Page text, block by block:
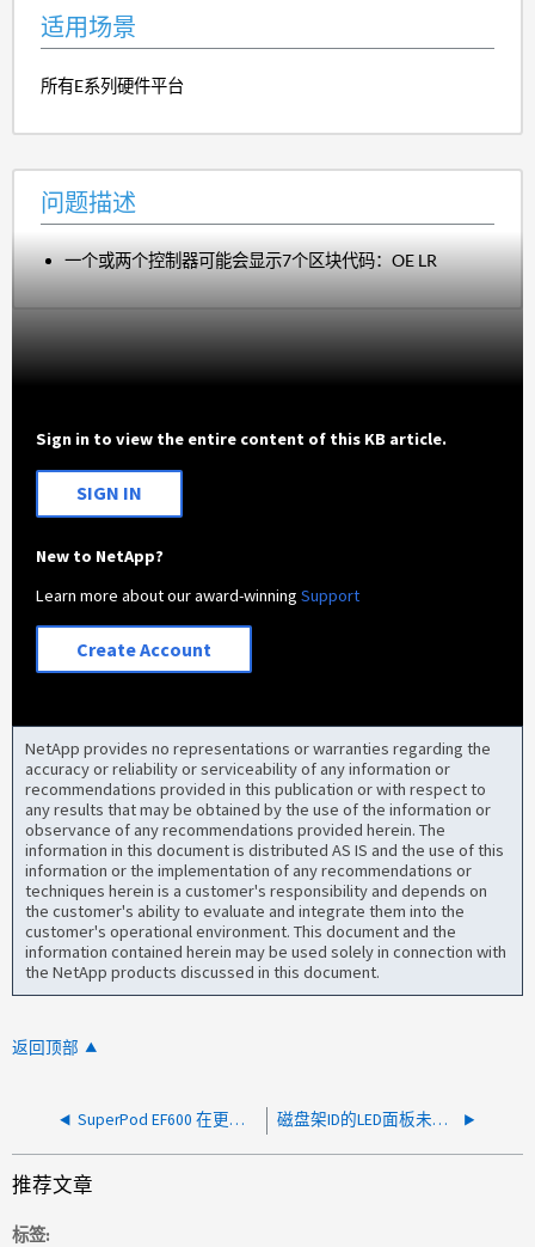
适用场景
所有E系列硬件平台
问题描述
一个或两个控制器可能会显示7个区块代码：OE LR
Sign in to view the entire content of this KB article.
SIGN IN
New to NetApp?
Learn more about our award-winningSupport
Create Account
NetApp provides no representations or warranties regarding the
accuracy or reliability or serviceability of any information or
recommendations provided in this publication or with respect to
any results that may be obtained by the use of the information or
observance of any recommendations provided herein. The
information in this document is distributed AS IS and the use of this
information or the implementation of any recommendations or
techniques herein is a customer's responsibility and depends on
the customer's ability to evaluate and integrate them into the
customer's operational environment. This document and the
information contained herein may be used solely in connection with
the NetApp products discussed in this document.
返回顶部
SuperPod EF600 在更换期间报告 I2C 繁忙需要恢复 磁盘架ID的LED面板未显示
推荐文章
标签